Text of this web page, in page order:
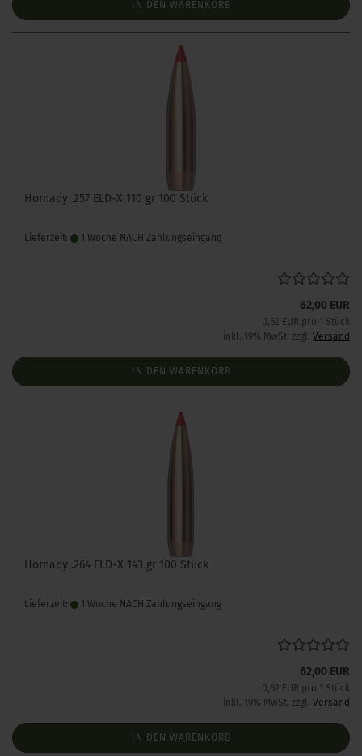
IN DEN WARENKORB
Hornady .257 ELD-X 110 gr 100 Stück
Lieferzeit: 1 Woche NACH Zahlungseingang
62,00 EUR
0,62 EUR pro 1 Stück
inkl. 19% MwSt. zzgl. Versand
IN DEN WARENKORB
Hornady .264 ELD-X 143 gr 100 Stück
Lieferzeit: 1 Woche NACH Zahlungseingang
62,00 EUR
0,62 EUR pro 1 Stück
inkl. 19% MwSt. zzgl. Versand
IN DEN WARENKORB